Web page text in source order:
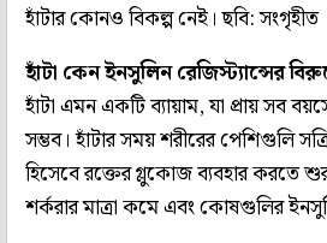
হাঁটার কোনও বিকল্প নেই। ছবি: সংগৃহীত
হাঁটা কেন ইনসুলিন রেজিস্ট্যান্সের
হাঁটা এমন একটি ব্যায়াম, যা প্রায় সব
সম্ভব। হাঁটার সময় শরীরের পেশিগুলি
হিসেবে রক্তের গ্লুকোজ ব্যবহার করতে
শর্করার মাত্রা কমে এবং কোষগুলির